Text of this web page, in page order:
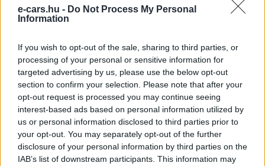
e-cars.hu - Do Not Process My Personal
Information
If you wish to opt-out of the sale, sharing to third parties, or
processing of your personal or sensitive information for
targeted advertising by us, please use the below opt-out
section to confirm your selection. Please note that after your
opt-out request is processed you may continue seeing
interest-based ads based on personal information utilized by
us or personal information disclosed to third parties prior to
your opt-out. You may separately opt-out of the further
disclosure of your personal information by third parties on the
IAB’s list of downstream participants. This information may
A Jaguar is hangot adott elektromos I-
Pace modelljének
e-cars.hu - 2018-10-19 0 hozzászólás
A Jaguar is fontosnak látta, hogy elektromos autójának legyen egy
speciális hangja.